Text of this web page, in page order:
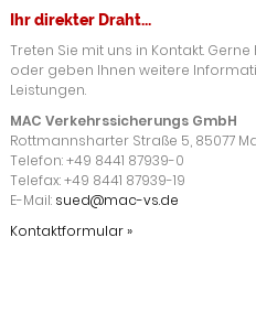
Ihr direkter Draht...
Treten Sie mit uns in Kontakt.
oder geben Ihnen weitere
Leistungen.
MAC Verkehrssicherungs GmbH
Rottmannsharter Straße 5, 85077
Telefon: +49 8441 87939-0
Telefax: +49 8441 87939-19
E-Mail: sued@mac-vs.de
Kontaktformular »